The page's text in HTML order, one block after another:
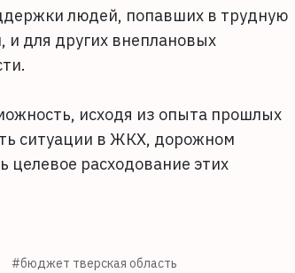
людей, попавших в трудную
для других внеплановых
исходя из опыта прошлых
ситуации в ЖКХ, дорожном
целевое расходование этих
#бюджет тверская область